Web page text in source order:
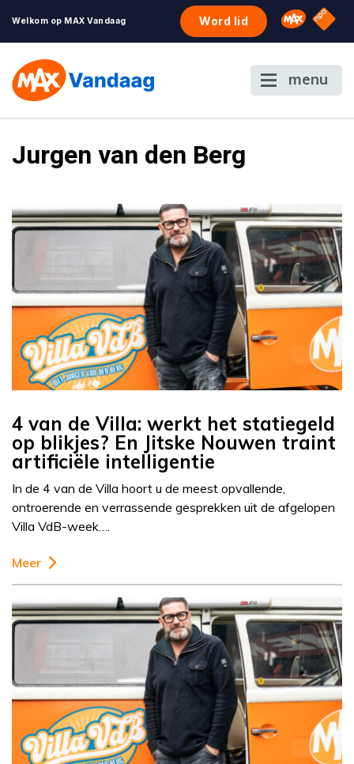
Welkom op MAX Vandaag Word lid Omroep
NPO
menu
Jurgen van den Berg
4 van de Villa: werkt het statiegeld
op blikjes? En Jitske Nouwen traint
artificiële intelligentie
In de 4 van de Villa hoort u de meest opvallende,
ontroerende en verrassende gesprekken uit de afgelopen
Villa VdB-week….
Meer